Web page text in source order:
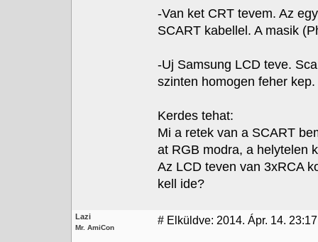
-Van ket CRT tevem. Az
SCART kabellel. A masik
-Uj Samsung LCD teve.
szinten homogen feher kep.
Kerdes tehat:
Mi a retek van a SCART
at RGB modra, a helytelen
Az LCD teven van 3xRCA
kell ide?
Lazi
Mr. AmiCon
# Elküldve: 2014. Ápr. 14. 23:17